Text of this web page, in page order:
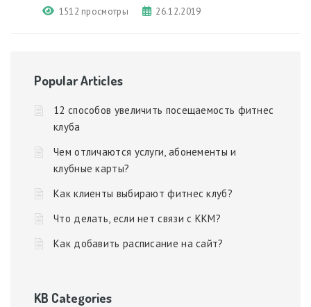
1512 просмотры 26.12.2019
Popular Articles
12 способов увеличить посещаемость фитнес
клуба
Чем отличаются услуги, абонементы и
клубные карты?
Как клиенты выбирают фитнес клуб?
Что делать, если нет связи с ККМ?
Как добавить расписание на сайт?
KB Categories